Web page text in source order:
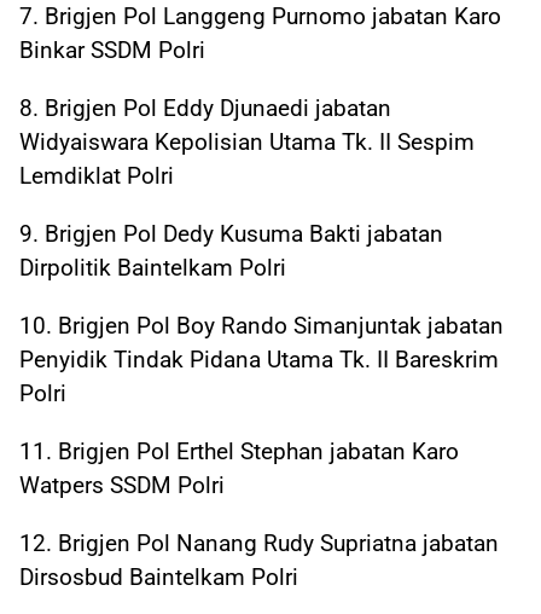
7. Brigjen Pol Langgeng Purnomo jabatan Karo
Binkar SSDM Polri
8. Brigjen Pol Eddy Djunaedi jabatan
Widyaiswara Kepolisian Utama Tk. II Sespim
Lemdiklat Polri
9. Brigjen Pol Dedy Kusuma Bakti jabatan
Dirpolitik Baintelkam Polri
10. Brigjen Pol Boy Rando Simanjuntak jabatan
Penyidik Tindak Pidana Utama Tk. II Bareskrim
Polri
11. Brigjen Pol Erthel Stephan jabatan Karo
Watpers SSDM Polri
12. Brigjen Pol Nanang Rudy Supriatna jabatan
Dirsosbud Baintelkam Polri